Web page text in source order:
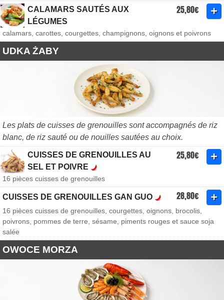
CALAMARS SAUTÉS AUX
LÉGUMES
25,80€
calamars, carottes, courgettes, champignons, oignons et poivrons
UDKA ŻABY
Les plats de cuisses de grenouilles sont accompagnés de riz
blanc, de riz sauté ou de nouilles sautées au choix.
CUISSES DE GRENOUILLES AU
SEL ET POIVRE
25,80€
16 pièces cuisses de grenouilles
CUISSES DE GRENOUILLES GAN GUO 28,80€
16 pièces cuisses de grenouilles, courgettes, oignons, brocolis,
poivrons, pommes de terre, sésame, piments rouges et sauce soja
salée
OWOCE MORZA